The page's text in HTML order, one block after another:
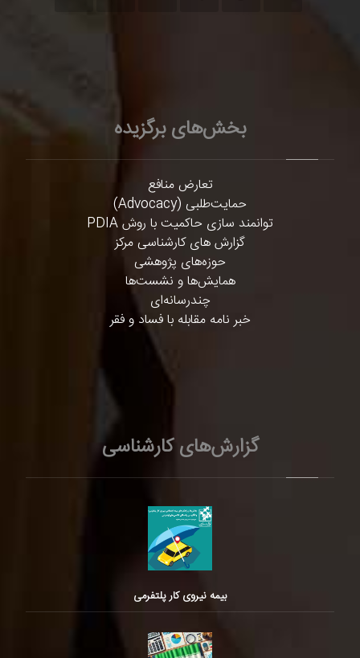
بخش‌های برگزیده
تعارض منافع
حمایت‌طلبی (Advocacy)
توانمند سازی حاکمیت با روش PDIA
گزارش های کارشناسی مرکز
حوزه‌های پژوهشی
همایش‌ها و نشست‌ها
چندرسانه‌ای
خبر نامه مقابله با فساد و فقر
گزارش‌های کارشناسی
بیمه نیروی کار پلتفرمی